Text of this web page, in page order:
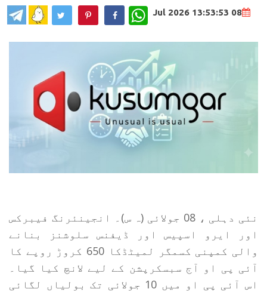
08 Jul 2026 13:53:53
WhatsApp
نئی دہلی ، 08 جولائی (ہ س)۔ انجینئرنگ فیبرکس
اور ایرو اسپیس اور ڈیفنس سلوشنز بنانے
والی کمپنی کسمگر لمیٹڈکا 650 کروڑ روپے کا
آئی پی او آج سبسکرپشن کے لیے لانچ کیا گیا۔
اس آئی پی او میں 10 جولائی تک بولیاں لگائی